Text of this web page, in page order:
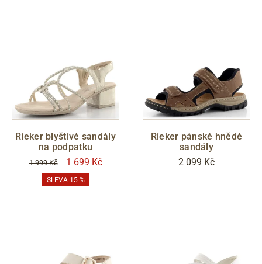
Rieker blyštivé sandály
na podpatku
1 999 Kč 1 699 Kč
SLEVA 15 %
Rieker pánské hnědé
sandály
2 099 Kč